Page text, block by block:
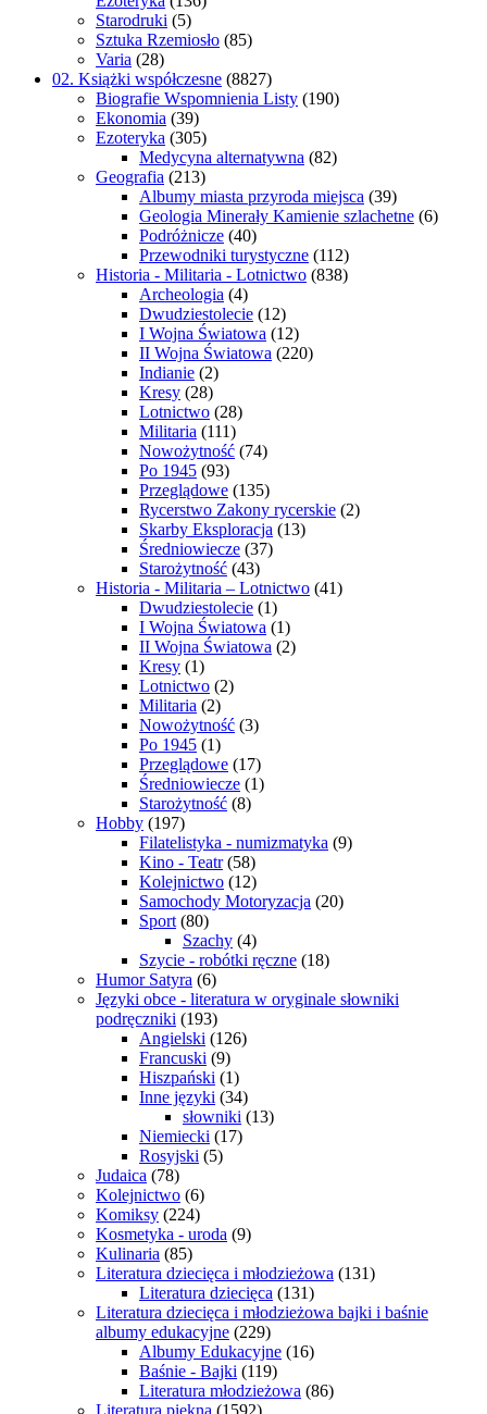
Starodruki (5)
Sztuka Rzemiosło (85)
Varia (28)
02. Książki współczesne (8827)
Biografie Wspomnienia Listy (190)
Ekonomia (39)
Ezoteryka (305)
Medycyna alternatywna (82)
Geografia (213)
Albumy miasta przyroda miejsca (39)
Geologia Minerały Kamienie szlachetne (6)
Podróżnicze (40)
Przewodniki turystyczne (112)
Historia - Militaria - Lotnictwo (838)
Archeologia (4)
Dwudziestolecie (12)
I Wojna Światowa (12)
II Wojna Światowa (220)
Indianie (2)
Kresy (28)
Lotnictwo (28)
Militaria (111)
Nowożytność (74)
Po 1945 (93)
Przeglądowe (135)
Rycerstwo Zakony rycerskie (2)
Skarby Eksploracja (13)
Średniowiecze (37)
Starożytność (43)
Historia - Militaria – Lotnictwo (41)
Dwudziestolecie (1)
I Wojna Światowa (1)
II Wojna Światowa (2)
Kresy (1)
Lotnictwo (2)
Militaria (2)
Nowożytność (3)
Po 1945 (1)
Przeglądowe (17)
Średniowiecze (1)
Starożytność (8)
Hobby (197)
Filatelistyka - numizmatyka (9)
Kino - Teatr (58)
Kolejnictwo (12)
Samochody Motoryzacja (20)
Sport (80)
Szachy (4)
Szycie - robótki ręczne (18)
Humor Satyra (6)
Języki obce - literatura w oryginale słowniki
podręczniki (193)
Angielski (126)
Francuski (9)
Hiszpański (1)
Inne języki (34)
słowniki (13)
Niemiecki (17)
Rosyjski (5)
Judaica (78)
Kolejnictwo (6)
Komiksy (224)
Kosmetyka - uroda (9)
Kulinaria (85)
Literatura dziecięca i młodzieżowa (131)
Literatura dziecięca (131)
Literatura dziecięca i młodzieżowa bajki i baśnie
albumy edukacyjne (229)
Albumy Edukacyjne (16)
Baśnie - Bajki (119)
Literatura młodzieżowa (86)
Literatura piękna (1592)